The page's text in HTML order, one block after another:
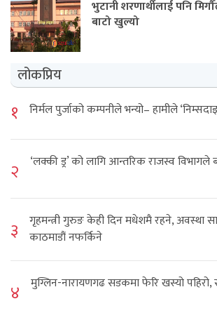
भुटानी शरणार्थीलाई पनि
बाटो खुल्यो
लोकप्रिय
१ निर्मल पुर्जाको कम्पनीले भन्यो– हामीले
२ ‘लक्की ड्र’ को लागि आन्तरिक राजस्व विभागले
३
गृहमन्त्री गुरुङ केही दिन मधेशमै रहने, अवस्था
काठमाडौं नफर्किने
४ मुग्लिन-नारायणगढ सडकमा फेरि खस्यो